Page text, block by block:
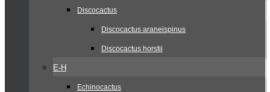
Discocactus
Discocactus araneispinus
Discocactus horstii
E-H
Echinocactus